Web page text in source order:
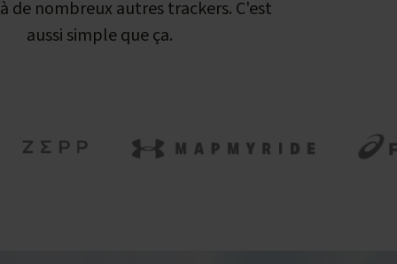
de nombreux autres trackers. C'est
aussi simple que ça.